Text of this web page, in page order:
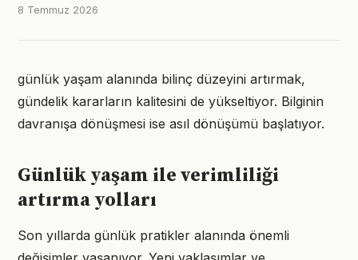
8 Temmuz 2026
günlük yaşam alanında bilinç düzeyini artırmak,
gündelik kararların kalitesini de yükseltiyor. Bilginin
davranışa dönüşmesi ise asıl dönüşümü başlatıyor.
Günlük yaşam ile verimliliği
artırma yolları
Son yıllarda günlük pratikler alanında önemli